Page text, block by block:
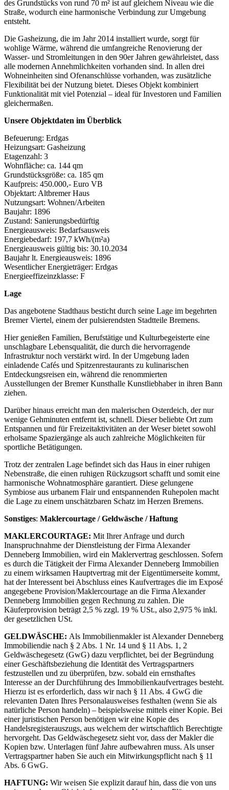
des Grundstücks von rund 70 m² ist auf gleichem Niveau wie die
Straße, wodurch eine harmonische Verbindung zur Umgebung
entsteht.
Die Gasheizung, die im Jahr 2014 installiert wurde, sorgt für
wohlige Wärme, während die umfangreiche Renovierung der
Wasser- und Stromleitungen in den 90er Jahren gewährleistet, dass
alle modernen Annehmlichkeiten vorhanden sind. In allen drei
Wohneinheiten sind Ofenanschlüsse vorhanden, was zusätzliche
Flexibilität bei der Nutzung bietet. Dieses Objekt kombiniert
Funktionalität mit viel Potenzial – ideal für Investoren und Familien
gleichermaßen.
Unsere Objektdaten im Überblick
Befeuerung: Erdgas
Heizungsart: Gasheizung
Etagenzahl: 3
Wohnfläche: ca. 144 qm
Grundstücksgröße: ca. 185 qm
Kaufpreis: 450.000,- Euro VB
Objektart: Altbremer Haus
Nutzungsart: Wohnen/Arbeiten
Baujahr: 1896
Zustand: Sanierungsbedürftig
Energieausweis: Bedarfsausweis
Energiebedarf: 197,7 kWh/(m²a)
Energieausweis gültig bis: 30.10.2034
Baujahr lt. Energieausweis: 1896
Wesentlicher Energieträger: Erdgas
Energieeffizeinzklasse: F
Lage
Das angebotene Stadthaus besticht durch seine Lage im begehrten
Bremer Viertel, einem der pulsierendsten Stadtteile Bremens.
Hier genießen Familien, Berufstätige und Kulturbegeisterte eine
unschlagbare Lebensqualität, die durch die hervorragende
Infrastruktur noch verstärkt wird. In der Umgebung laden
einladende Cafés und Spitzenrestaurants zu kulinarischen
Entdeckungsreisen ein, während die renommierten
Ausstellungen der Bremer Kunsthalle Kunstliebhaber in ihren Bann
ziehen.
Darüber hinaus erreicht man den malerischen Osterdeich, der nur
wenige Gehminuten entfernt ist, schnell. Dieser beliebte Ort zum
Entspannen und für Freizeitaktivitäten an der Weser bietet sowohl
erholsame Spaziergänge als auch zahlreiche Möglichkeiten für
sportliche Betätigungen.
Trotz der zentralen Lage befindet sich das Haus in einer ruhigen
Nebenstraße, die einen ruhigen Rückzugsort schafft und somit eine
harmonische Wohnatmosphäre garantiert. Diese gelungene
Symbiose aus urbanem Flair und entspannenden Ruhepolen macht
die Lage zu einem unschätzbaren Schatz im Herzen Bremens.
Sonstiges: Maklercourtage / Geldwäsche / Haftung
MAKLERCOURTAGE: Mit Ihrer Anfrage und durch
Inanspruchnahme der Dienstleistung der Firma Alexander
Denneberg Immobilien, wird ein Maklervertrag geschlossen. Sofern
es durch die Tätigkeit der Firma Alexander Denneberg Immobilien
zu einem wirksamen Hauptvertrag mit der Eigentümerseite kommt,
hat der Interessent bei Abschluss eines Kaufvertrages die im Exposé
angegebene Provision/Maklercourtage an die Firma Alexander
Denneberg Immobilien gegen Rechnung zu zahlen. Die
Käuferprovision beträgt 2,5 % zzgl. 19 % USt., also 2,975 % inkl.
der gesetzlichen USt.
GELDWÄSCHE: Als Immobilienmakler ist Alexander Denneberg
Immobiliendie nach § 2 Abs. 1 Nr. 14 und § 11 Abs. 1, 2
Geldwäschegesetz (GwG) dazu verpflichtet, bei der Begründung
einer Geschäftsbeziehung die Identität des Vertragspartners
festzustellen und zu überprüfen, bzw. sobald ein ernsthaftes
Interesse an der Durchführung des Immobilienkaufvertrages besteht.
Hierzu ist es erforderlich, dass wir nach § 11 Abs. 4 GwG die
relevanten Daten Ihres Personalausweises festhalten (wenn Sie als
natürliche Person handeln) – beispielsweise mittels einer Kopie. Bei
einer juristischen Person benötigen wir eine Kopie des
Handelsregisterauszugs, aus welchem der wirtschaftlich Berechtigte
hervorgeht. Das Geldwäschegesetz sieht vor, dass der Makler die
Kopien bzw. Unterlagen fünf Jahre aufbewahren muss. Als unser
Vertragspartner haben Sie auch ein Mitwirkungspflicht nach § 11
Abs. 6 GwG.
HAFTUNG: Wir weisen Sie explizit darauf hin, dass die von uns